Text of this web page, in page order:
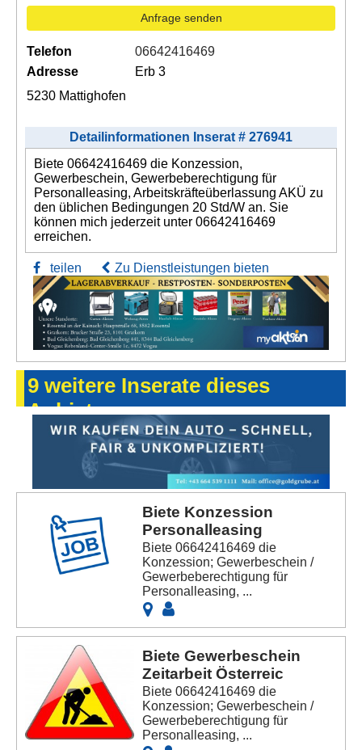
Anfrage senden
Telefon
06642416469
Adresse
Erb 3
5230 Mattighofen
Detailinformationen Inserat # 276941
Biete 06642416469 die Konzession,
Gewerbeschein, Gewerbeberechtigung für
Personalleasing, Arbeitskräfteüberlassung AKÜ zu
den üblichen Bedingungen 20 Std/W an. Sie
können mich jederzeit unter 06642416469
erreichen.
teilen Zu Dienstleistungen bieten
9 weitere Inserate dieses
Anbieters
Biete Konzession
Personalleasing
Biete 06642416469 die
Konzession; Gewerbeschein /
Gewerbeberechtigung für
Personalleasing, ...
Biete Gewerbeschein
Zeitarbeit Österreic
Biete 06642416469 die
Konzession; Gewerbeschein /
Gewerbeberechtigung für
Personalleasing, ...